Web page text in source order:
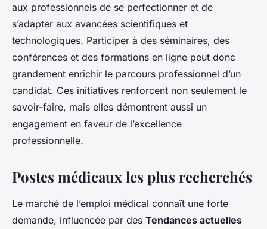
aux professionnels de se perfectionner et de
s’adapter aux avancées scientifiques et
technologiques. Participer à des séminaires, des
conférences et des formations en ligne peut donc
grandement enrichir le parcours professionnel d’un
candidat. Ces initiatives renforcent non seulement le
savoir-faire, mais elles démontrent aussi un
engagement en faveur de l’excellence
professionnelle.
Postes médicaux les plus recherchés
Le marché de l’emploi médical connaît une forte
demande, influencée par des Tendances actuelles